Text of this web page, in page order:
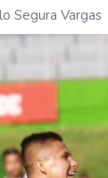
Segura Vargas